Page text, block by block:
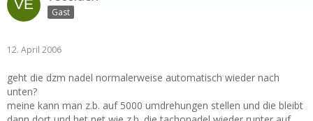
Gast
12. April 2006
geht die dzm nadel normalerweise automatisch wieder nach
unten?
meine kann man z.b. auf 5000 umdrehungen stellen und die bleibt